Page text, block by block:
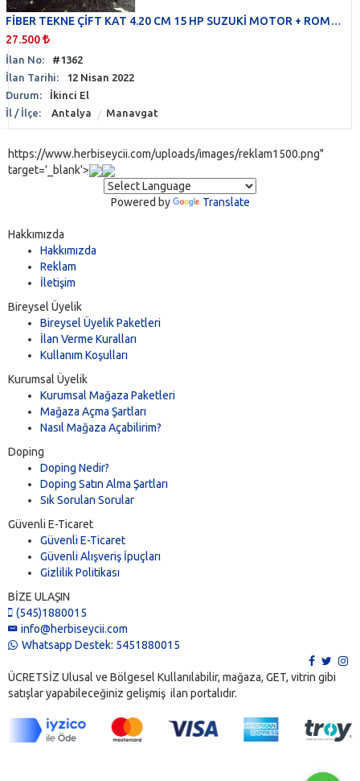
FİBER TEKNE ÇİFT KAT 4.20 CM 15 HP SUZUKİ MOTOR + ROMORK + MOTOR TAŞIMA ARABASI LİMAN KAYITLI
27.500
İlan No:
#1362
İlan Tarihi:
12 Nisan 2022
Durum:
İkinci El
İl / İlçe:
Antalya Manavgat
https://www.herbiseycii.com/uploads/images/reklam1500.png"
target='_blank'>
Powered by Translate
Hakkımızda
Hakkımızda
Reklam
İletişim
Bireysel Üyelik
Bireysel Üyelik Paketleri
İlan Verme Kuralları
Kullanım Koşulları
Kurumsal Üyelik
Kurumsal Mağaza Paketleri
Mağaza Açma Şartları
Nasıl Mağaza Açabilirim?
Doping
Doping Nedir?
Doping Satın Alma Şartları
Sık Sorulan Sorular
Güvenli E-Ticaret
Güvenli E-Ticaret
Güvenli Alışveriş İpuçları
Gizlilik Politikası
BİZE ULAŞIN
(545)1880015
info@herbiseycii.com
Whatsapp Destek: 5451880015
ÜCRETSİZ Ulusal ve Bölgesel Kullanılabilir, mağaza, GET, vitrin gibi
satışlar yapabileceğiniz gelişmiş ilan portalıdır.